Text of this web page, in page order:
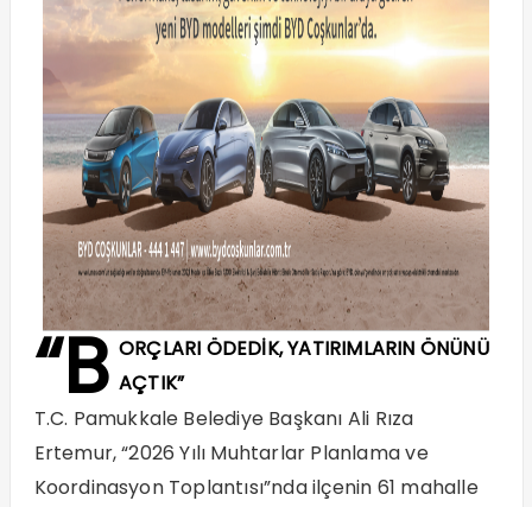
“B ORÇLARI ÖDEDİK, YATIRIMLARIN ÖNÜNÜ
AÇTIK”
T.C. Pamukkale Belediye Başkanı Ali Rıza
Ertemur, “2026 Yılı Muhtarlar Planlama ve
Koordinasyon Toplantısı”nda ilçenin 61 mahalle